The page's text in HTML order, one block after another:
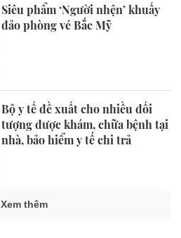
Siêu phẩm ‘Người nhện’ khuấy
đảo phòng vé Bắc Mỹ
Bộ y tế đề xuất cho nhiều đối
tượng được khám, chữa bệnh tại
nhà, bảo hiểm y tế chi trả
Xem thêm